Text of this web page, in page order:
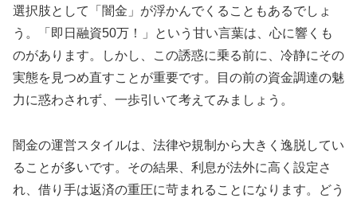
選択肢として「闇金」が浮かんでくることもあるでしょ
う。「即日融資50万！」という甘い言葉は、心に響くも
のがあります。しかし、この誘惑に乗る前に、冷静にその
実態を見つめ直すことが重要です。目の前の資金調達の魅
力に惑わされず、一歩引いて考えてみましょう。
闇金の運営スタイルは、法律や規制から大きく逸脱してい
ることが多いです。その結果、利息が法外に高く設定さ
れ、借り手は返済の重圧に苛まれることになります。どう